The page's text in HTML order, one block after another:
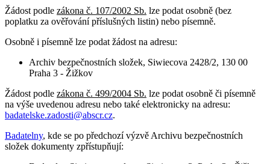
Žádost podle zákona č. 107/2002 Sb. lze podat osobně (bez
poplatku za ověřování příslušných listin) nebo písemně.
Osobně i písemně lze podat žádost na adresu:
Archiv bezpečnostních složek, Siwiecova 2428/2, 130 00
Praha 3 - Žižkov
Žádost podle zákona č. 499/2004 Sb. lze podat osobně či písemně
na výše uvedenou adresu nebo také elektronicky na adresu:
badatelske.zadosti@abscr.cz.
Badatelny, kde se po předchozí výzvě Archivu bezpečnostních
složek dokumenty zpřístupňují: